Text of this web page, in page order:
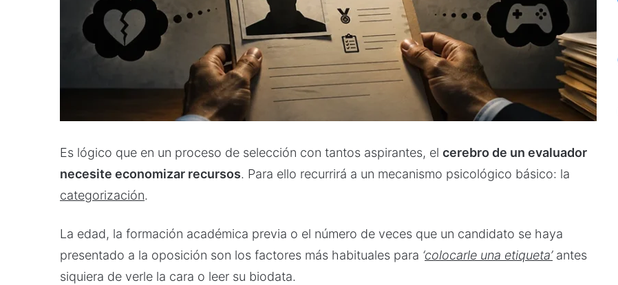
Es lógico que en un proceso de selección con tantos aspirantes, el cerebro de un evaluador
necesite economizar recursos. Para ello recurrirá a un mecanismo psicológico básico: la
categorización.
La edad, la formación académica previa o el número de veces que un candidato se haya
presentado a la oposición son los factores más habituales para ‘colocarle una etiqueta’ antes
siquiera de verle la cara o leer su biodata.